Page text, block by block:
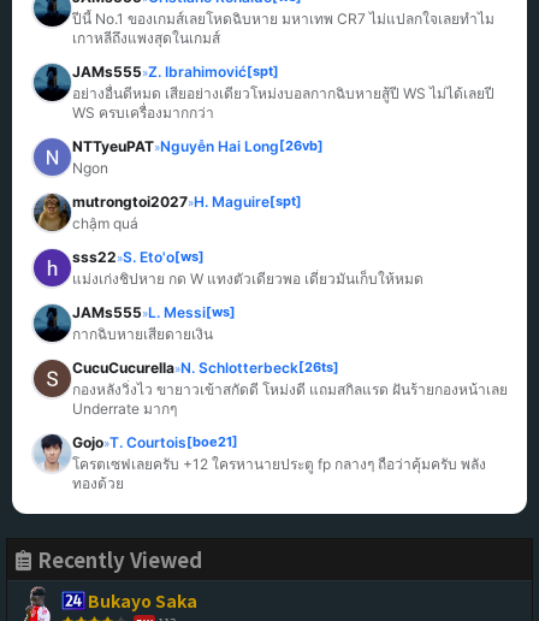
ปีนี้ No.1 ของเกมส์เลยโหดฉิบหาย มหาเทพ CR7 ไม่แปลกใจเลยทำไม
เกาหลีถึงแพงสุดในเกมส์
JAMs555»Z. Ibrahimović[spt]
อย่างอื่นดีหมด เสียอย่างเดียวโหม่งบอลกากฉิบหายสู้ปี WS ไม่ได้เลยปี
WS ครบเครื่องมากกว่า
NTTyeuPAT»Nguyễn Hai Long [26vb]
Ngon
mutrongtoi2027»H. Maguire[spt]
chậm quá
sss22»S. Eto'o[ws]
แม่งเก่งชิปหาย กด W แทงตัวเดียวพอ เดี๋ยวมันเก็บให้หมด
JAMs555»L. Messi[ws]
กากฉิบหายเสียดายเงิน
CucuCucurella»N. Schlotterbeck[26ts]
กองหลังวิ่งไว ขายาวเข้าสกัดดี โหม่งดี แถมสกิลแรด ฝันร้ายกองหน้าเลย
Underrate มากๆ
Gojo»T. Courtois[boe21]
โครตเซฟเลยครับ +12 ใครหานายประตู fp กลางๆ ถือว่าคุ้มครับ พลัง
ทองด้วย
Recently Viewed
Bukayo Saka